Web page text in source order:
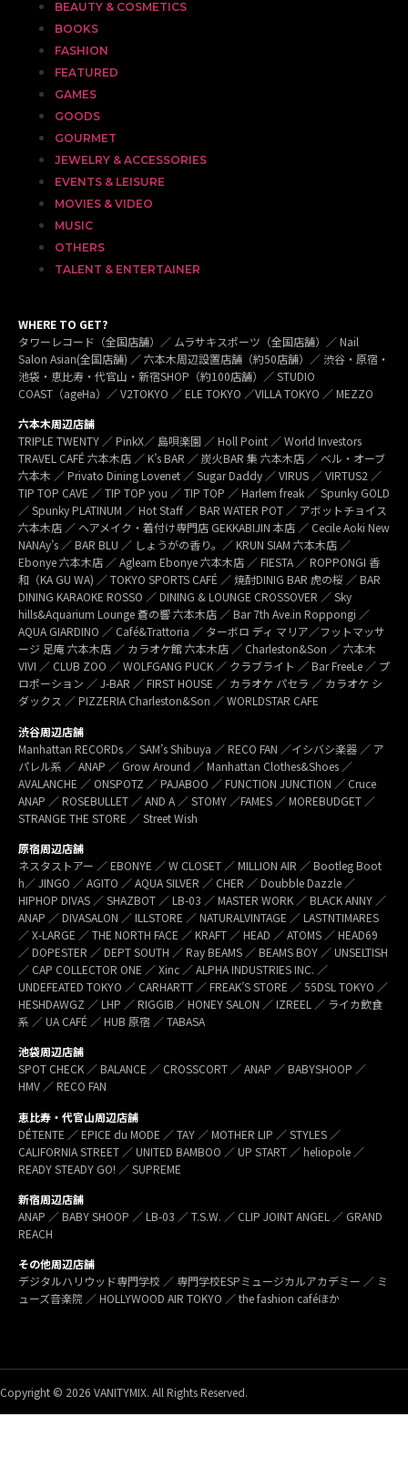
BEAUTY & COSMETICS
BOOKS
FASHION
FEATURED
GAMES
GOODS
GOURMET
JEWELRY & ACCESSORIES
EVENTS & LEISURE
MOVIES & VIDEO
MUSIC
OTHERS
TALENT & ENTERTAINER
WHERE TO GET?
タワーレコード（全国店舗）／ ムラサキスポーツ（全国店舗）／ Nail
Salon Asian(全国店舗) ／ 六本木周辺設置店舗（約50店舗）／ 渋谷・原宿・
池袋・恵比寿・代官山・新宿SHOP（約100店舗）／ STUDIO
COAST（ageHa）／ V2TOKYO ／ ELE TOKYO ／VILLA TOKYO ／ MEZZO
六本木周辺店舗
TRIPLE TWENTY ／ PinkX／ 島唄楽園 ／ Holl Point ／ World Investors
TRAVEL CAFÉ 六本木店 ／ K’s BAR ／ 炭火BAR 集 六本木店 ／ ベル・オーブ
六本木 ／ Privato Dining Lovenet ／ Sugar Daddy ／ VIRUS ／ VIRTUS2 ／
TIP TOP CAVE ／ TIP TOP you ／ TIP TOP ／ Harlem freak ／ Spunky GOLD
／ Spunky PLATINUM ／ Hot Staff ／ BAR WATER POT ／ アボットチョイス
六本木店 ／ ヘアメイク・着付け専門店 GEKKABIJIN 本店 ／ Cecile Aoki New
NANAy’s ／ BAR BLU ／ しょうがの香り。／ KRUN SIAM 六本木店 ／
Ebonye 六本木店 ／ Agleam Ebonye 六本木店 ／ FIESTA ／ ROPPONGI 香
和（KA GU WA) ／ TOKYO SPORTS CAFÉ ／ 焼酎DINIG BAR 虎の桜 ／ BAR
DINING KARAOKE ROSSO ／ DINING & LOUNGE CROSSOVER ／ Sky
hills&Aquarium Lounge 蒼の響 六本木店 ／ Bar 7th Ave.in Roppongi ／
AQUA GIARDINO ／ Café&Trattoria ／ ターボロ ディ マリア／フットマッサ
ージ 足庵 六本木店 ／ カラオケ館 六本木店 ／ Charleston&Son ／ 六本木
VIVI ／ CLUB ZOO ／ WOLFGANG PUCK ／ クラブライト ／ Bar FreeLe ／ プ
ロポーション ／ J-BAR ／ FIRST HOUSE ／ カラオケ パセラ ／ カラオケ シ
ダックス ／ PIZZERIA Charleston&Son ／ WORLDSTAR CAFE
渋谷周辺店舗
Manhattan RECORDs ／ SAM’s Shibuya ／ RECO FAN ／イシバシ楽器 ／ ア
パレル系 ／ ANAP ／ Grow Around ／ Manhattan Clothes&Shoes ／
AVALANCHE ／ ONSPOTZ ／ PAJABOO ／ FUNCTION JUNCTION ／ Cruce
ANAP ／ ROSEBULLET ／ AND A ／ STOMY ／FAMES ／ MOREBUDGET ／
STRANGE THE STORE ／ Street Wish
原宿周辺店舗
ネスタストアー ／ EBONYE ／ W CLOSET ／ MILLION AIR ／ Bootleg Boot
h／ JINGO ／ AGITO ／ AQUA SILVER ／ CHER ／ Doubble Dazzle ／
HIPHOP DIVAS ／ SHAZBOT ／ LB-03 ／ MASTER WORK ／ BLACK ANNY ／
ANAP ／ DIVASALON ／ ILLSTORE ／ NATURALVINTAGE ／ LASTNTIMARES
／ X-LARGE ／ THE NORTH FACE ／ KRAFT ／ HEAD ／ ATOMS ／ HEAD69
／ DOPESTER ／ DEPT SOUTH ／ Ray BEAMS ／ BEAMS BOY ／ UNSELTISH
／ CAP COLLECTOR ONE ／ Xinc ／ ALPHA INDUSTRIES INC. ／
UNDEFEATED TOKYO ／ CARHARTT ／ FREAK’S STORE ／ 55DSL TOKYO ／
HESHDAWGZ ／ LHP ／ RIGGIB／ HONEY SALON ／ IZREEL ／ ライカ飲食
系 ／ UA CAFÉ ／ HUB 原宿 ／ TABASA
池袋周辺店舗
SPOT CHECK ／ BALANCE ／ CROSSCORT ／ ANAP ／ BABYSHOOP ／
HMV ／ RECO FAN
恵比寿・代官山周辺店舗
DÉTENTE ／ EPICE du MODE ／ TAY ／ MOTHER LIP ／ STYLES ／
CALIFORNIA STREET ／ UNITED BAMBOO ／ UP START ／ heliopole ／
READY STEADY GO! ／ SUPREME
新宿周辺店舗
ANAP ／ BABY SHOOP ／ LB-03 ／ T.S.W. ／ CLIP JOINT ANGEL ／ GRAND
REACH
その他周辺店舗
デジタルハリウッド専門学校 ／ 専門学校ESPミュージカルアカデミー ／ ミ
ューズ音楽院 ／ HOLLYWOOD AIR TOKYO ／ the fashion caféほか
Copyright © 2026 VANITYMIX. All Rights Reserved.